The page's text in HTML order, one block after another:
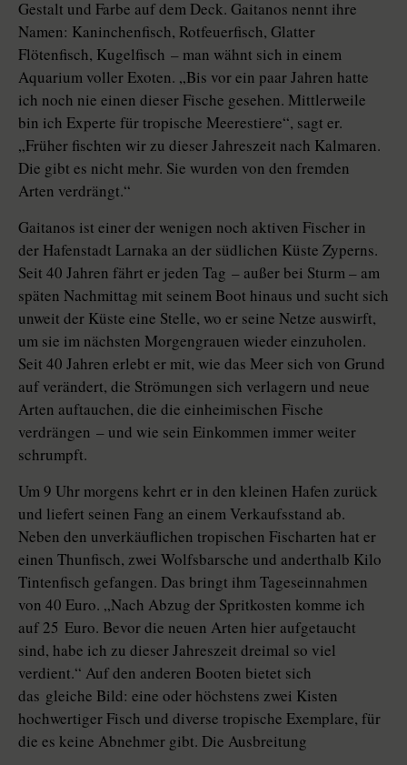
Gestalt und Farbe auf dem Deck. Gaitanos nennt ihre
Namen: Kaninchenfisch, Rotfeuerfisch, Glatter
Flötenfisch, Kugelfisch – man wähnt sich in einem
Aquarium voller Exoten. „Bis vor ein paar Jahren hatte
ich noch nie einen dieser Fische gesehen. Mittlerweile
bin ich Experte für tropische Meerestiere“, sagt er.
„Früher fischten wir zu dieser Jahreszeit nach Kalmaren.
Die gibt es nicht mehr. Sie wurden von den fremden
Arten verdrängt.“
Gaitanos ist einer der wenigen noch aktiven Fischer in
der Hafenstadt Larnaka an der südlichen Küste Zyperns.
Seit 40 Jahren fährt er jeden Tag – außer bei Sturm – am
späten Nachmittag mit seinem Boot hinaus und sucht sich
unweit der Küste eine Stelle, wo er seine Netze auswirft,
um sie im nächsten Morgengrauen wieder einzuholen.
Seit 40 Jahren erlebt er mit, wie das Meer sich von Grund
auf verändert, die Strömungen sich verlagern und neue
Arten auftauchen, die die einheimischen Fische
verdrängen – und wie sein Einkommen immer weiter
schrumpft.
Um 9 Uhr morgens kehrt er in den kleinen Hafen zurück
und liefert seinen Fang an einem Verkaufsstand ab.
Neben den unverkäuflichen tropischen Fischarten hat er
einen Thunfisch, zwei Wolfsbarsche und anderthalb Kilo
Tintenfisch gefangen. Das bringt ihm ­Tageseinnahmen
von 40 Euro. „Nach ­Abzug der Spritkosten komme ich
auf 25 Euro. Bevor die neuen Arten hier aufgetaucht
sind, habe ich zu dieser Jahreszeit dreimal so viel
verdient.“ Auf den anderen Booten bietet sich
das gleiche Bild: eine oder höchstens zwei Kisten
hochwertiger Fisch und diverse tropische Exemplare, für
die es keine Abnehmer gibt. Die Ausbreitung